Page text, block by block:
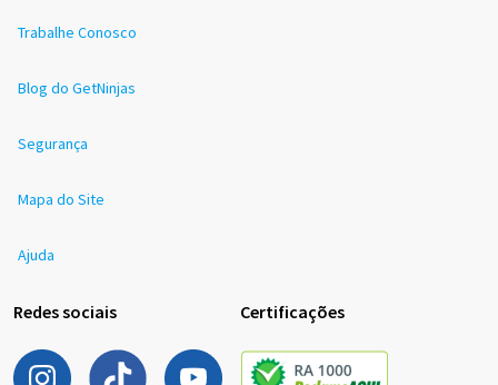
Trabalhe Conosco
Blog do GetNinjas
Segurança
Mapa do Site
Ajuda
Redes sociais Certificações